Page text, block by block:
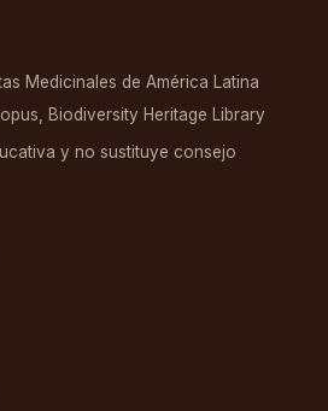
Medicinales de América Latina
Biodiversity Heritage Library
y no sustituye consejo